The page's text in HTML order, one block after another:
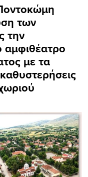
των
την
αμφιθέατρο
με τα